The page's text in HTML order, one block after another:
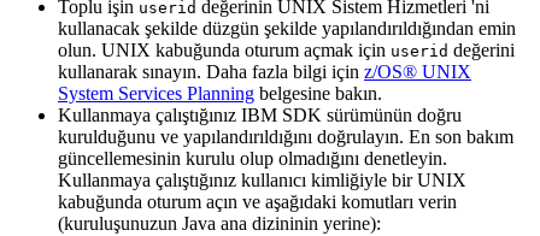
Toplu işin userid değerinin UNIX Sistem Hizmetleri 'ni
kullanacak şekilde düzgün şekilde yapılandırıldığından emin
olun. UNIX kabuğunda oturum açmak için userid değerini
kullanarak sınayın. Daha fazla bilgi için z/OS® UNIX
System Services Planning belgesine bakın.
Kullanmaya çalıştığınız IBM SDK sürümünün doğru
kurulduğunu ve yapılandırıldığını doğrulayın. En son bakım
güncellemesinin kurulu olup olmadığını denetleyin.
Kullanmaya çalıştığınız kullanıcı kimliğiyle bir UNIX
kabuğunda oturum açın ve aşağıdaki komutları verin
(kuruluşunuzun Java ana dizininin yerine):